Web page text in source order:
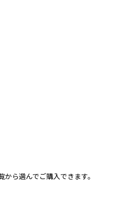
ら選んでご購入できます。